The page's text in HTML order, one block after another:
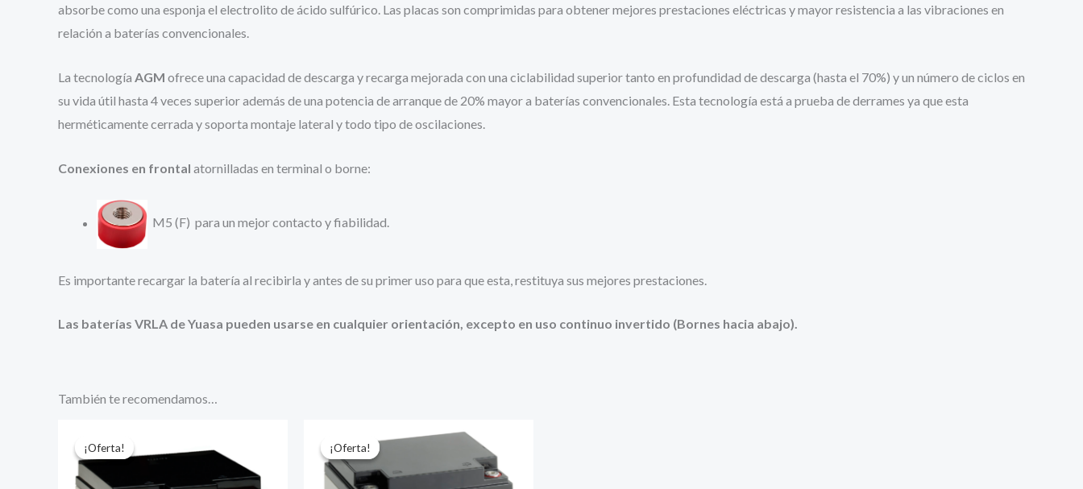
absorbe como una esponja el electrolito de ácido sulfúrico. Las placas son comprimidas para obtener mejores prestaciones eléctricas y mayor resistencia a las vibraciones en
relación a baterías convencionales.
La tecnología AGM ofrece una capacidad de descarga y recarga mejorada con una ciclabilidad superior tanto en profundidad de descarga (hasta el 70%) y un número de ciclos en
su vida útil hasta 4 veces superior además de una potencia de arranque de 20% mayor a baterías convencionales. Esta tecnología está a prueba de derrames ya que esta
herméticamente cerrada y soporta montaje lateral y todo tipo de oscilaciones.
Conexiones en frontal atornilladas en terminal o borne:
M5 (F) para un mejor contacto y fiabilidad.
Es importante recargar la batería al recibirla y antes de su primer uso para que esta, restituya sus mejores prestaciones.
Las baterías VRLA de Yuasa pueden usarse en cualquier orientación, excepto en uso continuo invertido (Bornes hacia abajo).
También te recomendamos…
¡Oferta!
¡Oferta! ¡Oferta!
¡Oferta!